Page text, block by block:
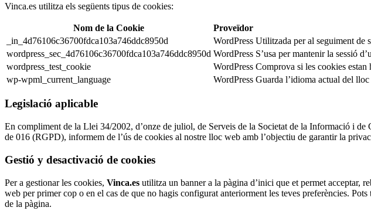
Vinca.es utilitza els següents tipus de cookies:
Nom de la Cookie Proveïdor
_in_4d76106c36700fdca103a746ddc8950d
WordPress Utilitzada per al seguiment de
wordpress_sec_4d76106c36700fdca103a746ddc8950d WordPress S’usa per mantenir la sessió
wordpress_test_cookie
WordPress Comprova si les cookies estan
wp-wpml_current_language
WordPress Guarda l’idioma actual del
Legislació aplicable
En compliment de la Llei 34/2002, d’onze de juliol, de Serveis de la Societat de la Informació i
de 016 (RGPD), informem de l’ús de cookies al nostre lloc web amb l’objectiu de garantir la
Gestió y desactivació de cookies
Per a gestionar les cookies, Vinca.es utilitza un banner a la pàgina d’inici que et permet acceptar,
web per primer cop o en el cas de que no hagis configurat anteriorment les teves preferències.
de la pàgina.